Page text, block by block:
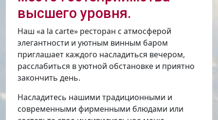
высшего уровня.
Наш «a la carte» ресторан с атмосферой
элегантности и уютным винным баром
приглашает каждого насладиться вечером,
расслабиться в уютной обстановке и приятно
закончить день.
Насладитесь нашими традиционными и
современными фирменными блюдами или